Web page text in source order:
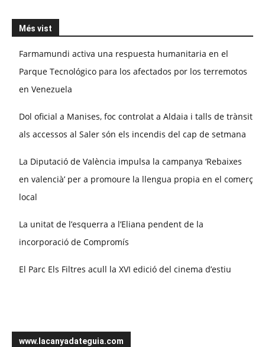
Més vist
Farmamundi activa una respuesta humanitaria en el
Parque Tecnológico para los afectados por los terremotos
en Venezuela
Dol oficial a Manises, foc controlat a Aldaia i talls de trànsit
als accessos al Saler són els incendis del cap de setmana
La Diputació de València impulsa la campanya ‘Rebaixes
en valencià’ per a promoure la llengua propia en el comerç
local
La unitat de l’esquerra a l’Eliana pendent de la
incorporació de Compromís
El Parc Els Filtres acull la XVI edició del cinema d’estiu
www.lacanyadateguia.com